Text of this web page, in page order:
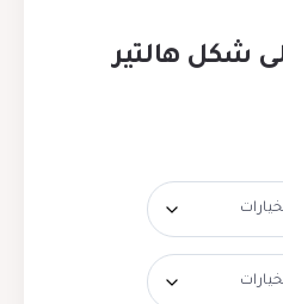
شكل هالتير